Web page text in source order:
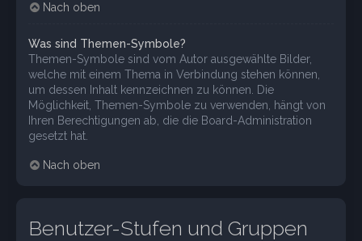
Nach oben
Was sind Themen-Symbole?
Themen-Symbole sind vom Autor ausgewählte Bilder,
welche mit einem Thema in Verbindung stehen können,
um dessen Inhalt kennzeichnen zu können. Die
Möglichkeit, Themen-Symbole zu verwenden, hängt von
Ihren Berechtigungen ab, die die Board-Administration
gesetzt hat.
Nach oben
Benutzer-Stufen und Gruppen